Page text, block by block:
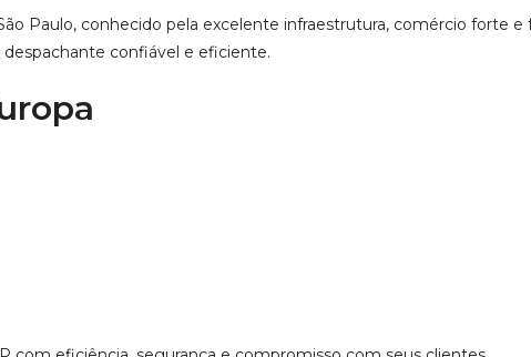
Paulo, conhecido pela excelente infraestrutura, comércio forte e
confiável e eficiente.